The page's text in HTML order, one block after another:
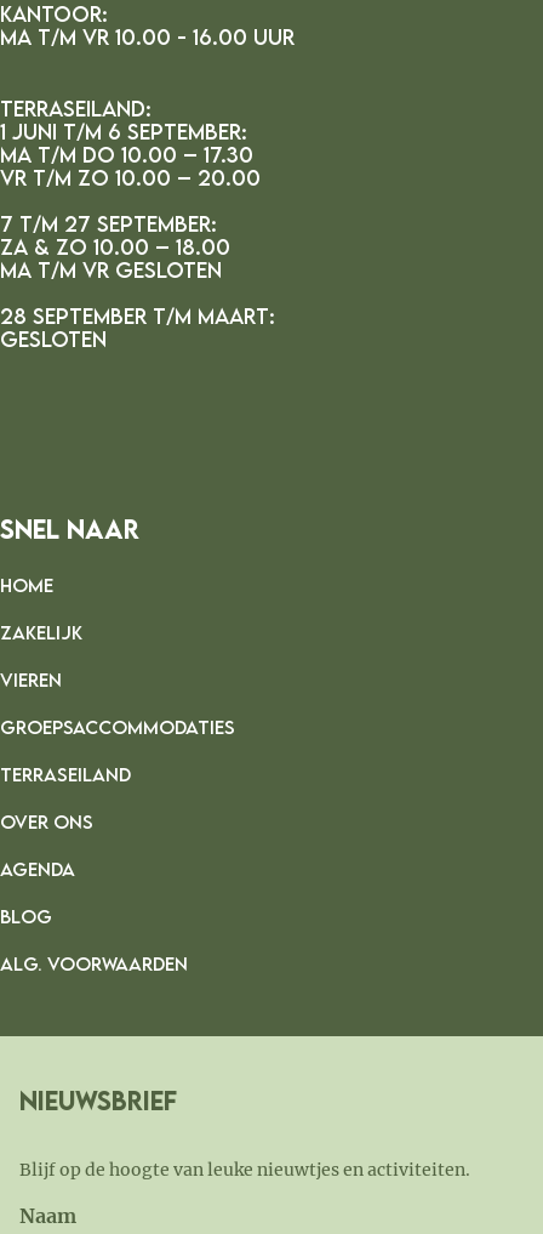
Kantoor:
MA t/m vr 10.00 - 16.00 uur
Terraseiland:
1 juni t/m 6 september:
ma t/m do 10.00 – 17.30
vr t/m zo 10.00 – 20.00
7 t/m 27 september:
za & zo 10.00 – 18.00
ma t/m vr gesloten
28 september t/m maart:
gesloten
Snel Naar
HOME
ZAKELIJK
VIEREN
GROEPSACCOMMODATIES
TERRASEILAND
OVER ONS
AGENDA
BLOG
ALG. VOORWAARDEN
Nieuwsbrief
Blijf op de hoogte van leuke nieuwtjes en activiteiten.
Naam